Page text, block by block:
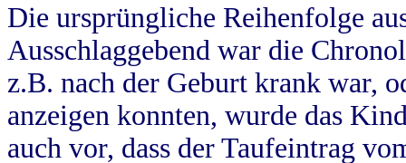
Die ursprüngliche Reihenfolge
Ausschlaggebend war die
z.B. nach der Geburt krank war,
anzeigen konnten, wurde das
auch vor, dass der Taufeintrag